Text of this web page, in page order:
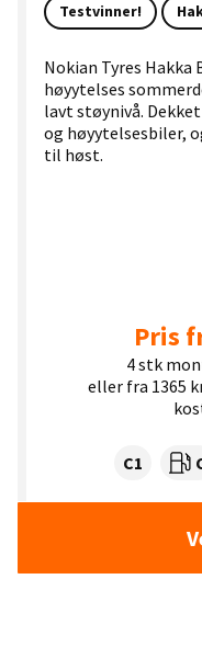
Testvinner!
Nokian Tyres Hakka
høyytelses
lavt støynivå.
og høyytelsesbiler,
til høst.
Pris
4 stk
eller fra 1365
C1